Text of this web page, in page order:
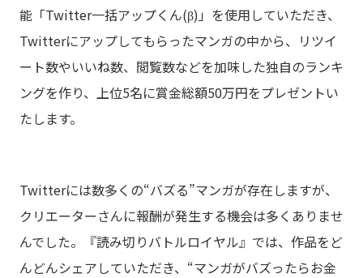
能「Twitter一括アップくん(β)」を使用していただき、
Twitterにアップしてもらったマンガの中から、リツイ
ート数やいいね数、閲覧数などを加味した独自のランキ
ングを作り、上位5名に賞金総額50万円をプレゼントい
たします。
Twitterには数多くの“バズる”マンガが存在しますが、
クリエーターさんに報酬が発生する機会は多くありませ
んでした。『読み切りバトルロイヤル』では、作品をど
んどんシェアしていただき、“マンガがバズったらお金